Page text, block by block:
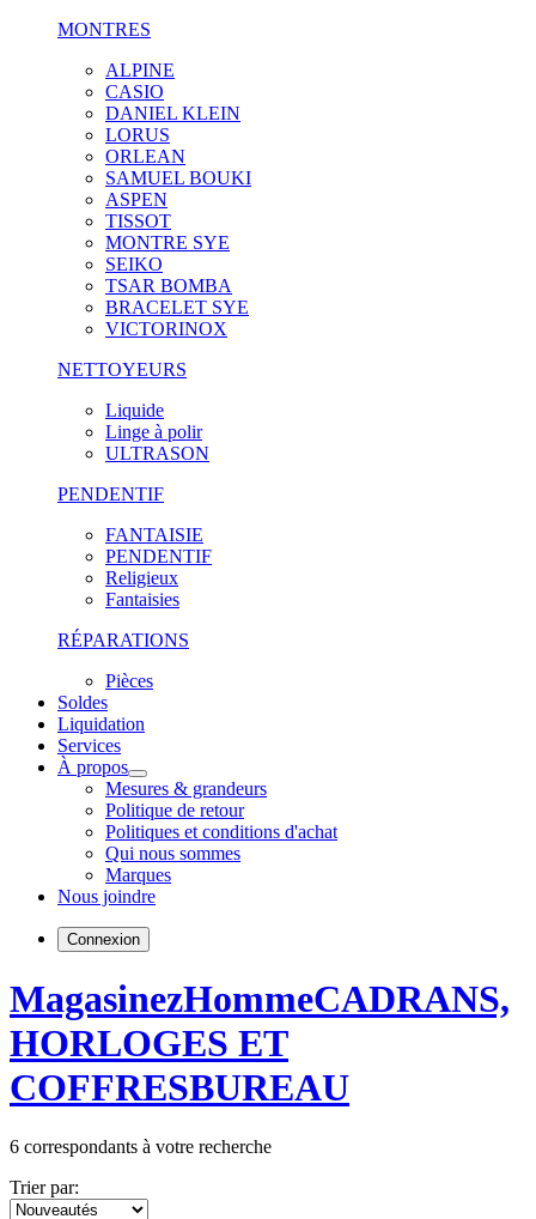
MONTRES
ALPINE
CASIO
DANIEL KLEIN
LORUS
ORLEAN
SAMUEL BOUKI
ASPEN
TISSOT
MONTRE SYE
SEIKO
TSAR BOMBA
BRACELET SYE
VICTORINOX
NETTOYEURS
Liquide
Linge à polir
ULTRASON
PENDENTIF
FANTAISIE
PENDENTIF
Religieux
Fantaisies
RÉPARATIONS
Pièces
Soldes
Liquidation
Services
À propos
Mesures & grandeurs
Politique de retour
Politiques et conditions d'achat
Qui nous sommes
Marques
Nous joindre
Connexion
MagasinezHommeCADRANS,
HORLOGES ET
COFFRESBUREAU
6 correspondants à votre recherche
Trier par: